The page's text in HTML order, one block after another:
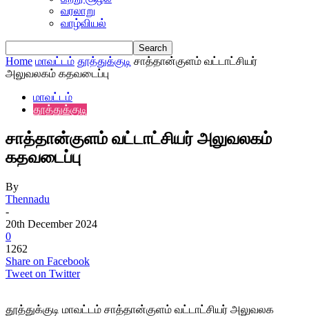
வரலாறு
வாழ்வியல்
Home மாவட்டம் தூத்துக்குடி சாத்தான்குளம் வட்டாட்சியர்
அலுவலகம் கதவடைப்பு
மாவட்டம்
தூத்துக்குடி
சாத்தான்குளம் வட்டாட்சியர் அலுவலகம்
கதவடைப்பு
By
Thennadu
-
20th December 2024
0
1262
Share on Facebook
Tweet on Twitter
தூத்துக்குடி மாவட்டம் சாத்தான்குளம் வட்டாட்சியர் அலுவலக